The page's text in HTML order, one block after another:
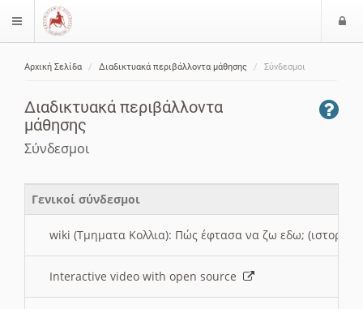
$langMenu
Αρχική Σελίδα Διαδικτυακά περιβάλλοντα μάθησης Σύνδεσμοι
Διαδικτυακά περιβάλλοντα
μάθησης
Σύνδεσμοι
Γενικοί σύνδεσμοι
wiki (Τμηματα Κολλια): Πώς έφτασα να ζω εδω; (ιστορια)
Interactive video with open source